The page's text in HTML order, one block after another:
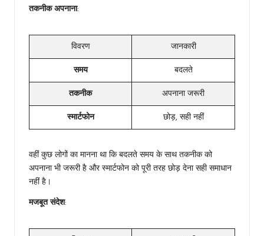
तकनीक अपनाना:
विवरण जानकारी
समय बदलते
तकनीक अपनाना जरूरी
स्मार्टफोन छोड़, सही नहीं
वहीं कुछ लोगों का मानना था कि बदलते समय के साथ तकनीक को
अपनाना भी जरूरी है और स्मार्टफोन को पूरी तरह छोड़ देना सही समाधान
नहीं है।
मजबूत संदेश: